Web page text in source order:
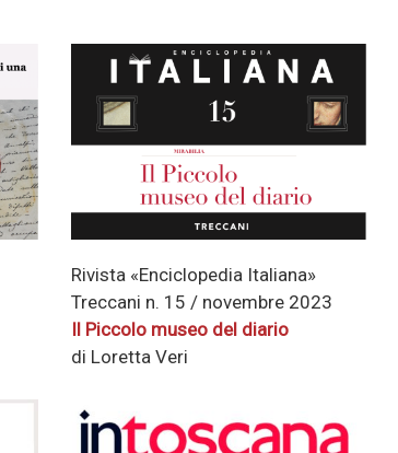
Rivista «Enciclopedia Italiana»
Treccani n. 15 / novembre 2023
Il Piccolo museo del diario
di Loretta Veri